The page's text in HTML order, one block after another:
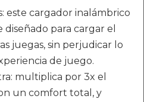
este cargador inalámbrico
para cargar el
juegas, sin perjudicar lo
de juego.
multiplica por 3x el
un comfort total, y